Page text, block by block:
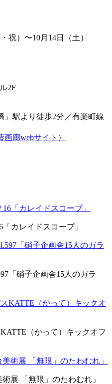
祝）〜10月14日（土）
2F
」駅より徒歩2分／有楽町線
画廊webサイト）
「カレイドスコープ」
「硝子企画舎15人のガラ
（かって）キックオフ
展 「無限」のたわむれ」